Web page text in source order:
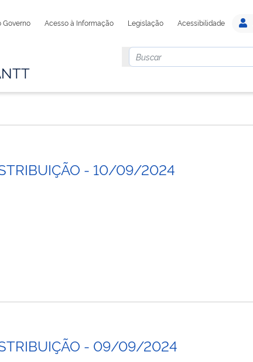
Governo Acesso à Informação Legislação Acessibilidade
- 10/09/2024
- 09/09/2024